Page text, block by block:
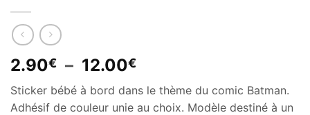
2.90€ – 12.00€Plage
prix :
Sticker bébé à bord dans le thème du comic Batman.
Adhésif de couleur unie au choix. Modèle destiné à un